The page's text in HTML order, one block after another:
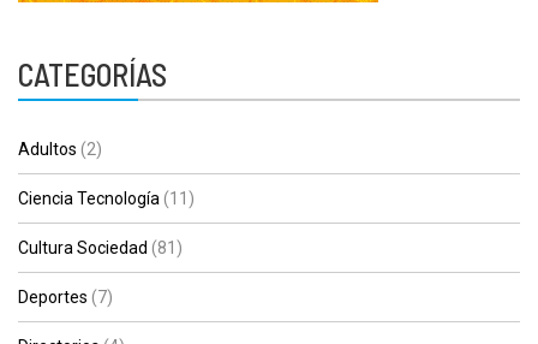
CATEGORÍAS
Adultos (2)
Ciencia Tecnología (11)
Cultura Sociedad (81)
Deportes (7)